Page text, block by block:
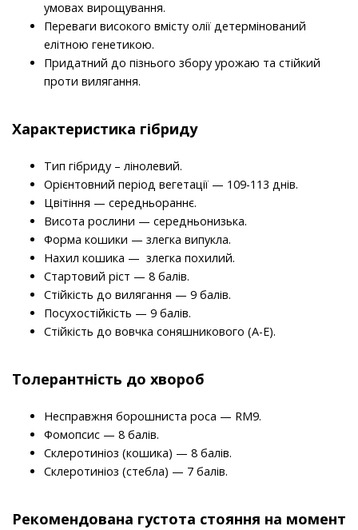
умовах вирощування.
Переваги високого вмісту олії детермінований
елітною генетикою.
Придатний до пізнього збору урожаю та стійкий
проти вилягання.
Характеристика гібриду
Тип гібриду – лінолевий.
Орієнтовний період вегетації — 109-113 днів.
Цвітіння — середньораннє.
Висота рослини — середньонизька.
Форма кошики — злегка випукла.
Нахил кошика — злегка похилий.
Стартовий ріст — 8 балів.
Стійкість до вилягання — 9 балів.
Посухостійкість — 9 балів.
Стійкість до вовчка соняшникового (А-Е).
Толерантність до хвороб
Несправжня борошниста роса — RM9.
Фомопсис — 8 балів.
Склеротиніоз (кошика) — 8 балів.
Склеротиніоз (стебла) — 7 балів.
Рекомендована густота стояння на момент